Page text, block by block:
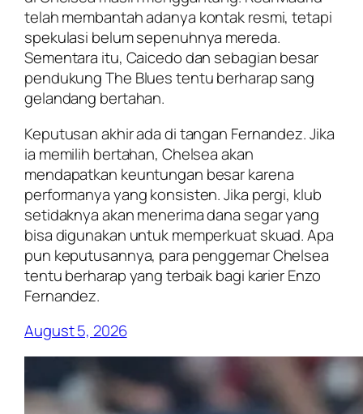
telah membantah adanya kontak resmi, tetapi
spekulasi belum sepenuhnya mereda.
Sementara itu, Caicedo dan sebagian besar
pendukung The Blues tentu berharap sang
gelandang bertahan.
Keputusan akhir ada di tangan Fernandez. Jika
ia memilih bertahan, Chelsea akan
mendapatkan keuntungan besar karena
performanya yang konsisten. Jika pergi, klub
setidaknya akan menerima dana segar yang
bisa digunakan untuk memperkuat skuad. Apa
pun keputusannya, para penggemar Chelsea
tentu berharap yang terbaik bagi karier Enzo
Fernandez.
August 5, 2026